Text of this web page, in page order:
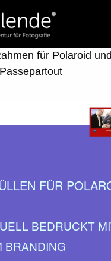
FÜR
BEDRUCKT
BRANDING